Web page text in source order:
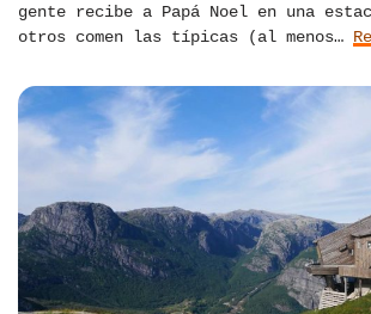
gente recibe a Papá Noel en una
otros comen las típicas (al menos…